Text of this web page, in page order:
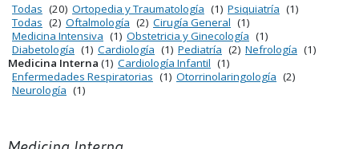
Todas (20) Ortopedia y Traumatología (1) Psiquiatría (1)
Todas (2) Oftalmología (2) Cirugía General (1)
Medicina Intensiva (1) Obstetricia y Ginecología (1)
Diabetología (1) Cardiología (1) Pediatría (2) Nefrología (1)
Medicina Interna (1) Cardiología Infantil (1)
Enfermedades Respiratorias (1) Otorrinolaringología (2)
Neurología (1)